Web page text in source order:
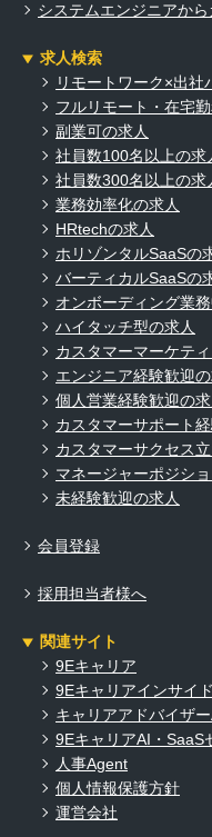
システムエンジニアか
求人検索
リモートワーク×出社
フルリモート・在宅
副業可の求人
社員数100名以上の求
社員数300名以上の求
業務効率化の求人
HRtechの求人
ホリゾンタルSaaSの
バーティカルSaaSの
オンボーディング業
ハイタッチ型の求人
カスタマーマーケテ
エンジニア経験歓迎
個人営業経験歓迎の求
カスタマーサポート
カスタマーサクセス
マネージャーポジシ
未経験歓迎の求人
会員登録
採用担当者様へ
関連サイト
9Eキャリア
9Eキャリアインサイ
キャリアアドバイザ
9EキャリアAI・SaaS
人事Agent
個人情報保護方針
運営会社